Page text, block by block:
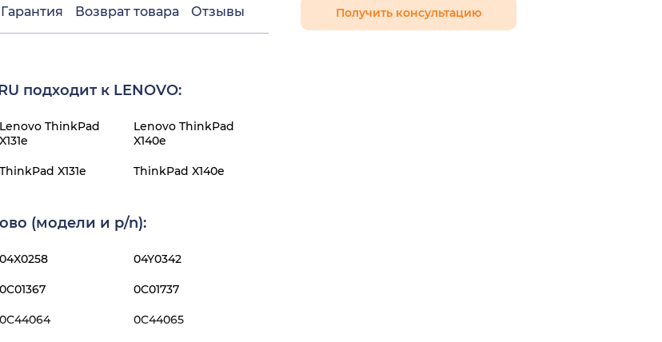
Гарантия Возврат товара Отзывы
подходит к LENOVO:
Lenovo ThinkPad
X131e
Lenovo ThinkPad
X140e
ThinkPad X131e ThinkPad X140e
(модели и p/n):
04X0258 04Y0342
0C01367 0C01737
0C44064 0C44065
Получить консультацию